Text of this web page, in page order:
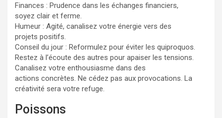
Finances : Prudence dans les échanges financiers,
soyez clair et ferme.
Humeur : Agité, canalisez votre énergie vers des
projets positifs.
Conseil du jour : Reformulez pour éviter les quiproquos.
Restez à l’écoute des autres pour apaiser les tensions.
Canalisez votre enthousiasme dans des
actions concrètes. Ne cédez pas aux provocations. La
créativité sera votre refuge.
Poissons